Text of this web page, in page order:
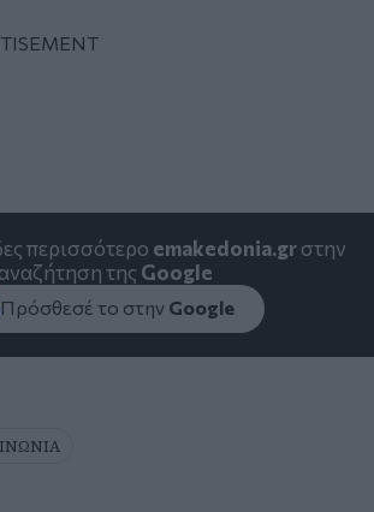
περισσότερο emakedonia.grστην
αναζήτηση της Google
Πρόσθεσέ το στην Google